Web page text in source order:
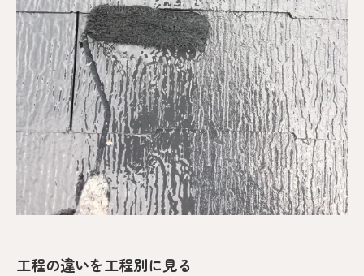
工程の違いを工程別に見る